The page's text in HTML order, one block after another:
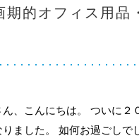
期的オフィス用品
ん、こんにちは。 ついに２
りました。 如何お過ごしで